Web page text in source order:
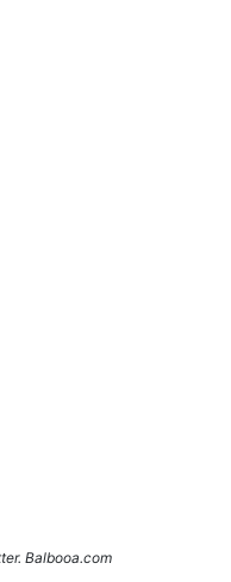
Balbooa.com